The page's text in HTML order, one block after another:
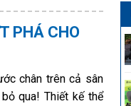
PHÁ CHO
chân trên cả sân
qua! Thiết kế thể